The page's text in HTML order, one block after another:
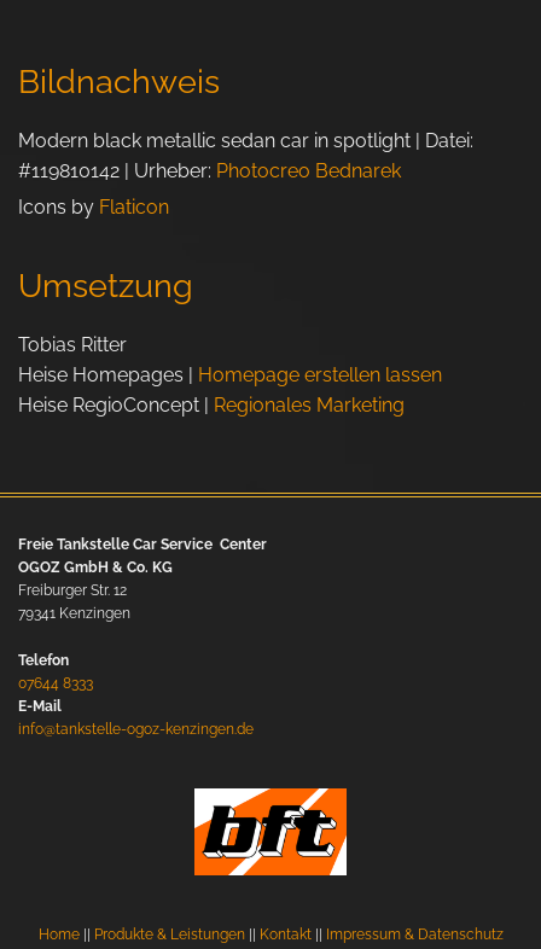
Bildnachweis
Modern black metallic sedan car in spotlight | Datei:
#119810142 | Urheber: Photocreo Bednarek
Icons by Flaticon
Umsetzung
Tobias Ritter
Heise Homepages |
Homepage erstellen lassen
Heise RegioConcept |
Regionales Marketing
Freie Tankstelle Car Service Center
OGOZ GmbH & Co. KG
Freiburger Str. 12
79341 Kenzingen
Telefon
07644 8333
E-Mail
info@tankstelle-ogoz-kenzingen.de
Home|| Produkte & Leistungen|| Kontakt|| Impressum & Datenschutz